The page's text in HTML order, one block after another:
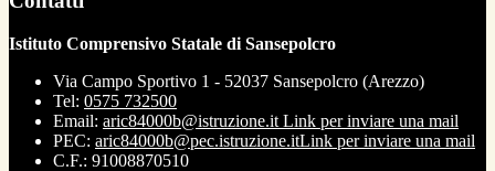
Istituto Comprensivo Statale di Sansepolcro
Via Campo Sportivo 1 - 52037 Sansepolcro (Arezzo)
Tel: 0575 732500
Email: aric84000b@istruzione.it Link per inviare una mail
PEC: aric84000b@pec.istruzione.itLink per inviare una mail
C.F.: 91008870510